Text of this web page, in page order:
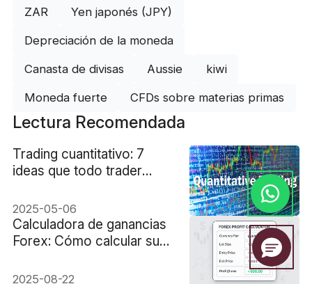
ZAR Yen japonés (JPY)
Depreciación de la moneda
Canasta de divisas Aussie kiwi
Moneda fuerte CFDs sobre materias primas
Lectura Recomendada
Trading cuantitativo: 7
ideas que todo trader
2025-05-06
Calculadora de ganancias
Forex: Cómo calcular sus
2025-08-22